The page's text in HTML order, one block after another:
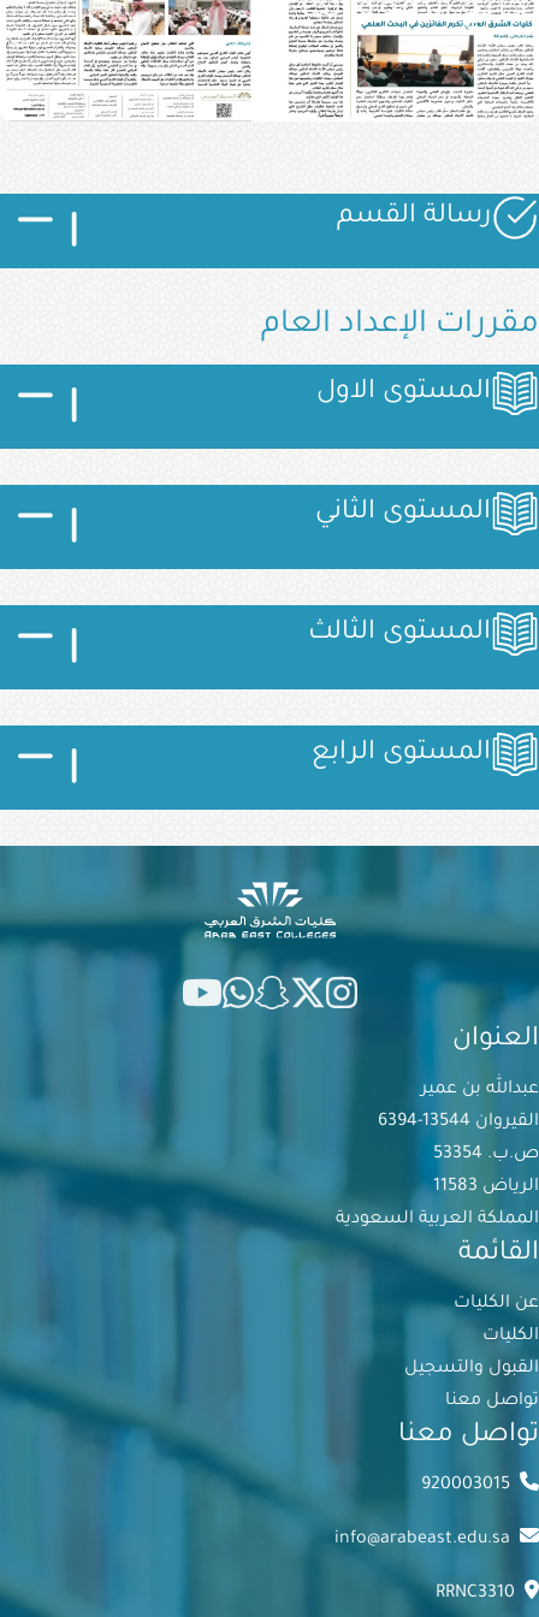
تخريج الدفعة الخا
الصورةرسالة القسم
مقررات الإعداد العام
الصورةالمستوى الاول
الصورةالمستوى الثاني
الصورةالمستوى الثالث
الصورةالمستوى الرابع
العنوان
عبدالله بن عمير
القيروان 13544-6394
ص.ب. 53354
الرياض 11583
المملكة العربية السعودية
القائمة
عن الكليات
الكليات
القبول والتسجيل
تواصل معنا
تواصل معنا